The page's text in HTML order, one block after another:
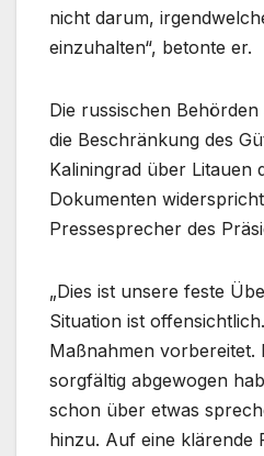
nicht darum,
einzuhalten“, betonte er.
Die russischen
die Beschränkung des
Kaliningrad über Litauen
Dokumenten
Pressesprecher des
„Dies ist unsere feste
Situation ist
Maßnahmen vorbereitet.
sorgfältig abgewogen
schon über etwas
hinzu. Auf eine klärende